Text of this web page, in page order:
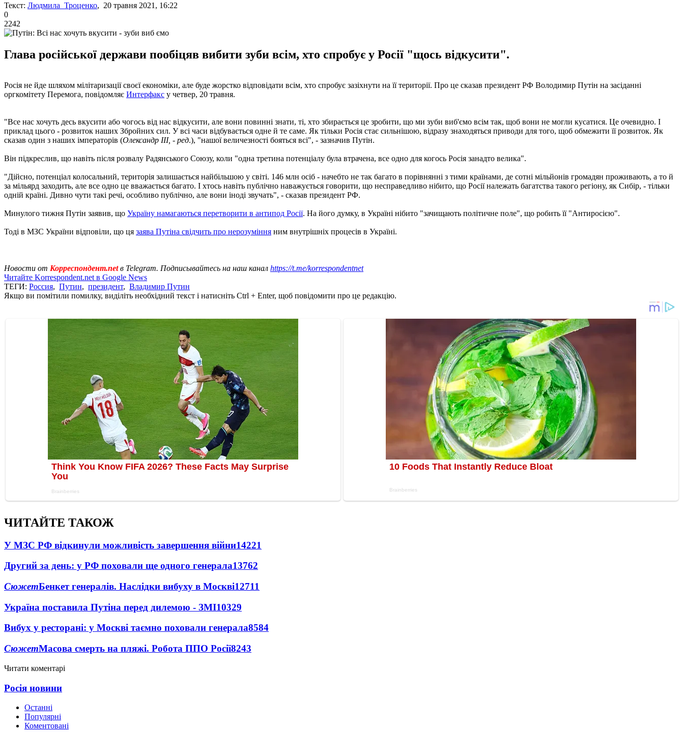
Текст: Людмила Троценко, 20 травня 2021, 16:22
0
2242
Глава російської держави пообіцяв вибити зуби всім, хто спробує у Росії "щось відкусити".
Росія не йде шляхом мілітаризації своєї економіки, але буде жорстко відповідати всім, хто спробує зазіхнути на її території. Про це сказав президент РФ Володимир Путін на засіданні
оргкомітету Перемога, повідомляє Интерфакс у четвер, 20 травня.
"Все нас хочуть десь вкусити або чогось від нас відкусити, але вони повинні знати, ті, хто збирається це зробити, що ми зуби виб'ємо всім так, щоб вони не могли кусатися. Це очевидно. І
приклад цього - розвиток наших Збройних сил. У всі часи відбувається одне й те саме. Як тільки Росія стає сильнішою, відразу знаходяться приводи для того, щоб обмежити її розвиток. Як
сказав один з наших імператорів (Олександр III, - ред.), "нашої величезності бояться всі", - зазначив Путін.
Він підкреслив, що навіть після розвалу Радянського Союзу, коли "одна третина потенціалу була втрачена, все одно для когось Росія занадто велика".
"Дійсно, потенціал колосальний, територія залишається найбільшою у світі. 146 млн осіб - начебто не так багато в порівнянні з тими країнами, де сотні мільйонів громадян проживають, а то й
за мільярд заходить, але все одно це вважається багато. І хтось навіть публічно наважується говорити, що несправедливо нібито, що Росії належать багатства такого регіону, як Сибір, - тільки
одній країні. Дивно чути такі речі, особливо публічно, але вони іноді звучать", - сказав президент РФ.
Минулого тижня Путін заявив, що Україну намагаються перетворити в антипод Росії. На його думку, в Україні нібито "зачищають політичне поле", що робить її "Антиросією".
Тоді в МЗС України відповіли, що ця заява Путіна свідчить про нерозуміння ним внутрішніх процесів в Україні.
Новости от Корреспондент.netв Telegram. Подписывайтесь на наш канал https://t.me/korrespondentnet
Читайте Korrespondent.net в Google News
ТЕГИ: Россия, Путин, президент, Владимир Путин
Якщо ви помітили помилку, виділіть необхідний текст і натисніть Ctrl + Enter, щоб повідомити про це редакцію.
ЧИТАЙТЕ ТАКОЖ
У МЗС РФ відкинули можливість завершення війни14221
Другий за день: у РФ поховали ще одного генерала13762
СюжетБенкет генералів. Наслідки вибуху в Москві12711
Україна поставила Путіна перед дилемою - ЗМІ10329
Вибух у ресторані: у Москві таємно поховали генерала8584
СюжетМасова смерть на пляжі. Робота ППО Росії8243
Читати коментарі
Росія новини
Останні
Популярні
Коментовані